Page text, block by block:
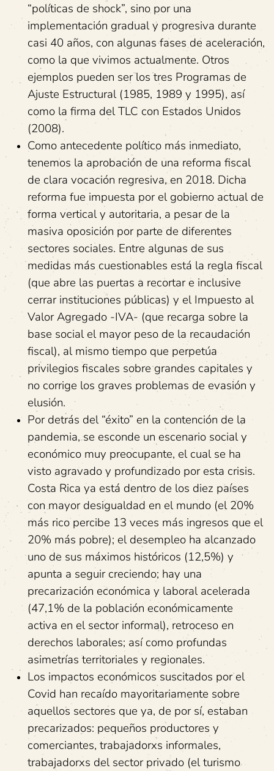
“políticas de shock”, sino por una
implementación gradual y progresiva durante
casi 40 años, con algunas fases de aceleración,
como la que vivimos actualmente. Otros
ejemplos pueden ser los tres Programas de
Ajuste Estructural (1985, 1989 y 1995), así
como la firma del TLC con Estados Unidos
(2008).
Como antecedente político más inmediato,
tenemos la aprobación de una reforma fiscal
de clara vocación regresiva, en 2018. Dicha
reforma fue impuesta por el gobierno actual de
forma vertical y autoritaria, a pesar de la
masiva oposición por parte de diferentes
sectores sociales. Entre algunas de sus
medidas más cuestionables está la regla fiscal
(que abre las puertas a recortar e inclusive
cerrar instituciones públicas) y el Impuesto al
Valor Agregado -IVA- (que recarga sobre la
base social el mayor peso de la recaudación
fiscal), al mismo tiempo que perpetúa
privilegios fiscales sobre grandes capitales y
no corrige los graves problemas de evasión y
elusión.
Por detrás del “éxito” en la contención de la
pandemia, se esconde un escenario social y
económico muy preocupante, el cual se ha
visto agravado y profundizado por esta crisis.
Costa Rica ya está dentro de los diez países
con mayor desigualdad en el mundo (el 20%
más rico percibe 13 veces más ingresos que el
20% más pobre); el desempleo ha alcanzado
uno de sus máximos históricos (12,5%) y
apunta a seguir creciendo; hay una
precarización económica y laboral acelerada
(47,1% de la población económicamente
activa en el sector informal), retroceso en
derechos laborales; así como profundas
asimetrías territoriales y regionales.
Los impactos económicos suscitados por el
Covid han recaído mayoritariamente sobre
aquellos sectores que ya, de por sí, estaban
precarizados: pequeños productores y
comerciantes, trabajadorxs informales,
trabajadorxs del sector privado (el turismo